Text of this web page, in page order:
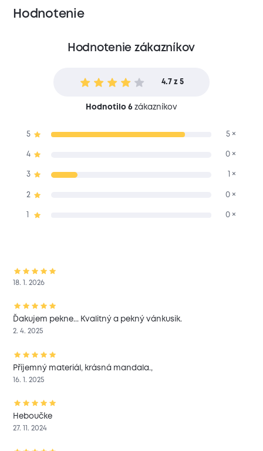
Hodnotenie
Hodnotenie zákazníkov
4.7 z 5
Hodnotilo 6zákazníkov
5 5 ×
4 0 ×
3 1 ×
2 0 ×
0 ×
18. 1. 2026
Ďakujem pekne... Kvalitný a pekný vánkusik.
2. 4. 2025
Příjemný materiál, krásná mandala.,
16. 1. 2025
Heboučke
27. 11. 2024